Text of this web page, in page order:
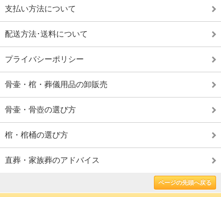
支払い方法について
配送方法･送料について
プライバシーポリシー
骨壷・棺・葬儀用品の卸販売
骨壷・骨壺の選び方
棺・棺桶の選び方
直葬・家族葬のアドバイス
ページの先頭へ戻る